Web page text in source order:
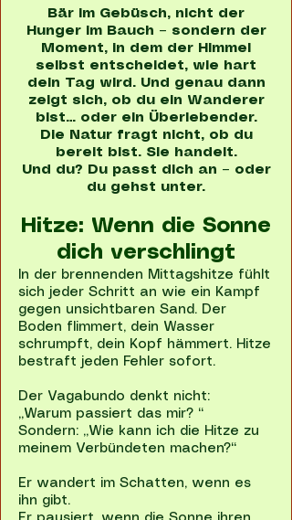
Bär im Gebüsch, nicht der
Hunger im Bauch – sondern der
Moment, in dem der Himmel
selbst entscheidet, wie hart
dein Tag wird. Und genau dann
zeigt sich, ob du ein Wanderer
bist… oder ein Überlebender.
Die Natur fragt nicht, ob du
bereit bist. Sie handelt.
Und du? Du passt dich an – oder
du gehst unter.
Hitze: Wenn die Sonne
dich verschlingt
In der brennenden Mittagshitze fühlt
sich jeder Schritt an wie ein Kampf
gegen unsichtbaren Sand. Der
Boden flimmert, dein Wasser
schrumpft, dein Kopf hämmert. Hitze
bestraft jeden Fehler sofort.
Der Vagabundo denkt nicht:
„Warum passiert das mir? “
Sondern: „Wie kann ich die Hitze zu
meinem Verbündeten machen?“
Er wandert im Schatten, wenn es
ihn gibt.